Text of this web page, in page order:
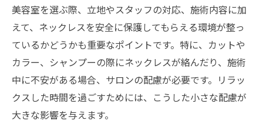
美容室を選ぶ際、立地やスタッフの対応、施術内容に加
えて、ネックレスを安全に保護してもらえる環境が整っ
ているかどうかも重要なポイントです。特に、カットや
カラー、シャンプーの際にネックレスが絡んだり、施術
中に不安がある場合、サロンの配慮が必要です。リラッ
クスした時間を過ごすためには、こうした小さな配慮が
大きな影響を与えます。